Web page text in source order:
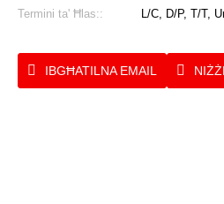
Termini ta' Ħlas::
L/C, D/P, T/T,
IBGĦATILNA EMAIL